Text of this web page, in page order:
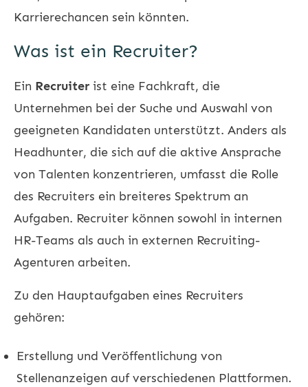
Karrierechancen sein könnten.
Was ist ein Recruiter?
Ein Recruiter ist eine Fachkraft, die
Unternehmen bei der Suche und Auswahl von
geeigneten Kandidaten unterstützt. Anders als
Headhunter, die sich auf die aktive Ansprache
von Talenten konzentrieren, umfasst die Rolle
des Recruiters ein breiteres Spektrum an
Aufgaben. Recruiter können sowohl in internen
HR-Teams als auch in externen Recruiting-
Agenturen arbeiten.
Zu den Hauptaufgaben eines Recruiters
gehören:
Erstellung und Veröffentlichung von
Stellenanzeigen auf verschiedenen Plattformen.